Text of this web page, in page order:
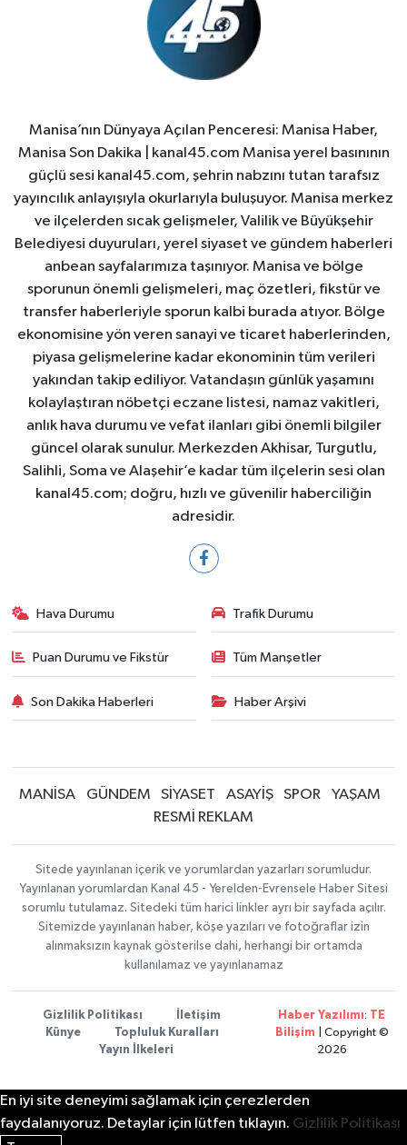
Manisa’nın Dünyaya Açılan Penceresi: Manisa Haber,
Manisa Son Dakika | kanal45.com Manisa yerel basınının
güçlü sesi kanal45.com, şehrin nabzını tutan tarafsız
yayıncılık anlayışıyla okurlarıyla buluşuyor. Manisa merkez
ve ilçelerden sıcak gelişmeler, Valilik ve Büyükşehir
Belediyesi duyuruları, yerel siyaset ve gündem haberleri
anbean sayfalarımıza taşınıyor. Manisa ve bölge
sporunun önemli gelişmeleri, maç özetleri, fikstür ve
transfer haberleriyle sporun kalbi burada atıyor. Bölge
ekonomisine yön veren sanayi ve ticaret haberlerinden,
piyasa gelişmelerine kadar ekonominin tüm verileri
yakından takip ediliyor. Vatandaşın günlük yaşamını
kolaylaştıran nöbetçi eczane listesi, namaz vakitleri,
anlık hava durumu ve vefat ilanları gibi önemli bilgiler
güncel olarak sunulur. Merkezden Akhisar, Turgutlu,
Salihli, Soma ve Alaşehir’e kadar tüm ilçelerin sesi olan
kanal45.com; doğru, hızlı ve güvenilir haberciliğin
adresidir.
Hava Durumu Trafik Durumu
Puan Durumu ve Fikstür Tüm Manşetler
Son Dakika Haberleri Haber Arşivi
MANİSA GÜNDEM SİYASET ASAYİŞ SPOR
YAŞAM
RESMİ REKLAM
Sitede yayınlanan içerik ve yorumlardan yazarları sorumludur.
Yayınlanan yorumlardan Kanal 45 - Yerelden-Evrensele Haber Sitesi
sorumlu tutulamaz. Sitedeki tüm harici linkler ayrı bir sayfada açılır.
Sitemizde yayınlanan haber, köşe yazıları ve fotoğraflar izin
alınmaksızın kaynak gösterilse dahi, herhangi bir ortamda
kullanılamaz ve yayınlanamaz
Gizlilik Politikası
İletişim
Künye
Topluluk Kuralları
Yayın İlkeleri
Haber Yazılımı: TE
Bilişim | Copyright ©
2026
En iyi site deneyimi sağlamak için çerezlerden
faydalanıyoruz. Detaylar için lütfen tıklayın. Gizlilik Politikası